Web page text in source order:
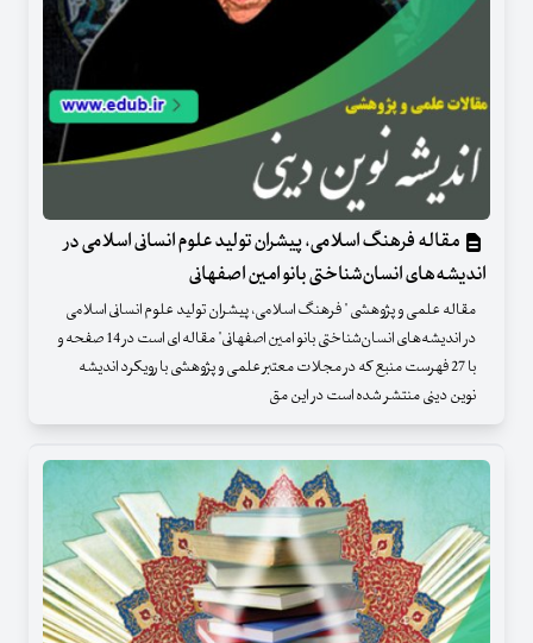
مقاله فرهنگ اسلامی، پیشران تولید علوم انسانی اسلامی در
اندیشه‌های انسان‌شناختی بانو امین اصفهانی
مقاله علمی و پژوهشی " فرهنگ اسلامی، پیشران تولید علوم انسانی اسلامی
در اندیشه‌های انسان‌شناختی بانو امین اصفهانی" مقاله ای است در 14 صفحه و
با 27 فهرست منبع که در مجلات معتبر علمی و پژوهشی با رویکرد اندیشه
نوین دینی منتشر شده است در این مق